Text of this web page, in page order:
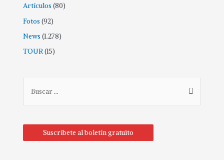
Artículos (80)
Fotos (92)
News (1.278)
TOUR(15)
c
a
Suscríbete al boletín gratuito